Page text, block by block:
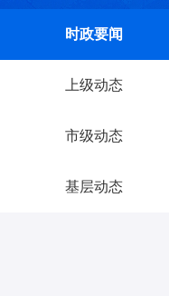
时政要闻
上级动态
市级动态
基层动态